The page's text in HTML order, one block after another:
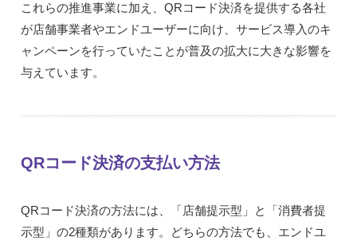
これらの推進事業に加え、QRコード決済を提供する各社
が店舗事業者やエンドユーザーに向け、サービス導入のキ
ャンペーンを行っていたことが普及の拡大に大きな影響を
与えています。
QRコード決済の支払い方法
QRコード決済の方法には、「店舗提示型」と「消費者提
示型」の2種類があります。どちらの方法でも、エンドユ